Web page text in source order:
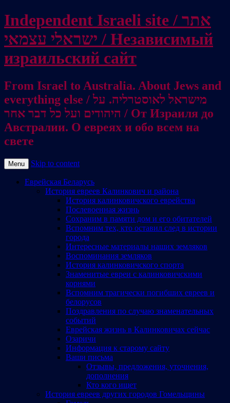
Independent Israeli site / אתר
ישראלי עצמאי / Независимый
израильский сайт
From Israel to Australia. About Jews and
everything else / מישראל לאוסטרליה. על
היהודים ועל כל דבר אחר / От Израиля до
Австралии. О евреях и обо всем на
свете
Menu Skip to content
Еврейская Беларусь
История евреев Калинкович и района
История калинковичского еврейства
Послевоенная жизнь
Сохраним в памяти дом и его обитателей
Вспомним тех, кто оставил след в истории
города
Интересные материалы наших земляков
Воспоминания земляков
История калинковичского спорта
Знаменитые евреи с калинковичскими
корнями
Вспомним трагически погибших евреев и
белорусов
Поздравления по случаю знаменательных
событий
Еврейская жизнь в Калинковичах сейчас
Озаричи
Информация к старому сайту
Ваши письма
Отзывы, предложения, уточнения,
дополнения
Кто кого ищет
История евреев других городов Гомельщины